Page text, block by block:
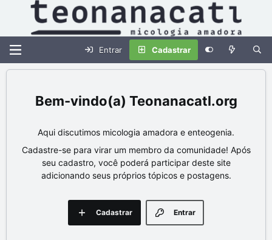
Entrar Cadastrar
Teonanacatl.org
Aqui discutimos micologia amadora e enteogenia.
Cadastre-se para virar um membro da comunidade! Após
seu cadastro, você poderá participar deste site
adicionando seus próprios tópicos e postagens.
Entrar
Cadastrar